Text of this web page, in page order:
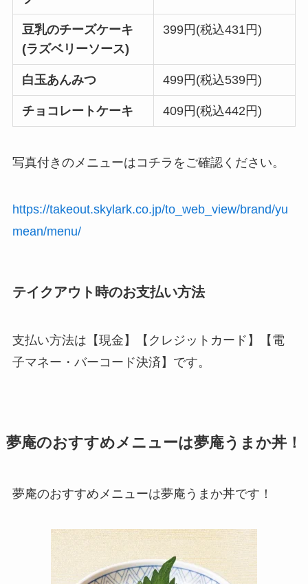
豆乳のチーズケーキ
(ラズベリーソース)
399円(税込431円)
白玉あんみつ 499円(税込539円)
チョコレートケーキ 409円(税込442円)
写真付きのメニューはコチラをご確認ください。
https://takeout.skylark.co.jp/to_web_view/brand/yu
mean/menu/
テイクアウト時のお支払い方法
支払い方法は【現金】【クレジットカード】【電
子マネー・バーコード決済】です。
夢庵のおすすめメニューは夢庵うまか丼！
夢庵のおすすめメニューは夢庵うまか丼です！